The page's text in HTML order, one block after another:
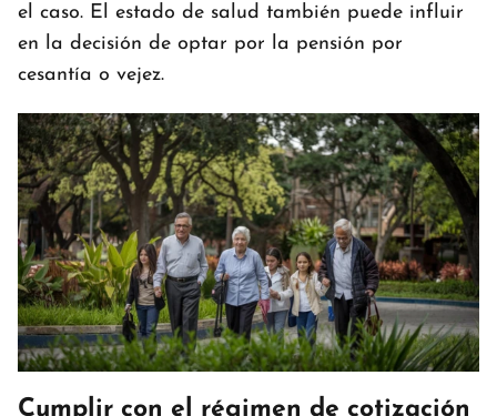
el caso. El estado de salud también puede influir
en la decisión de optar por la pensión por
cesantía o vejez.
Cumplir con el régimen de cotización